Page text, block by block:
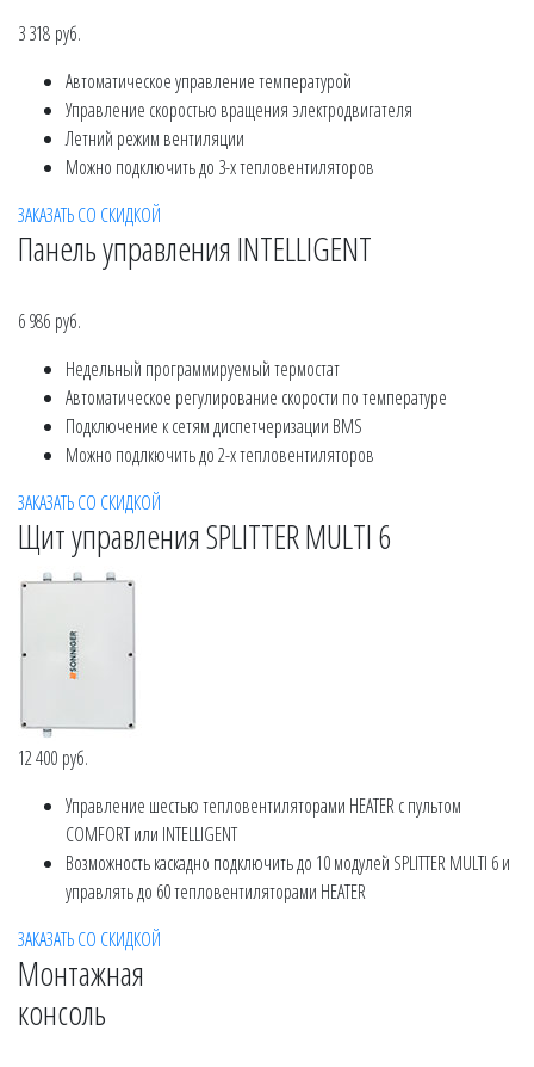
3 318 руб.
Автоматическое управление температурой
Управление скоростью вращения электродвигателя
Летний режим вентиляции
Можно подключить до 3-х тепловентиляторов
ЗАКАЗАТЬ СО СКИДКОЙ
Панель управления INTELLIGENT
6 986 руб.
Недельный программируемый термостат
Автоматическое регулирование скорости по температуре
Подключение к сетям диспетчеризации BMS
Можно подлкючить до 2-х тепловентиляторов
ЗАКАЗАТЬ СО СКИДКОЙ
Щит управления SPLITTER MULTI 6
12 400 руб.
Управление шестью тепловентиляторами HEATER с пультом
COMFORT или INTELLIGENT
Возможность каскадно подключить до 10 модулей SPLITTER MULTI 6 и
управлять до 60 тепловентиляторами HEATER
ЗАКАЗАТЬ СО СКИДКОЙ
Монтажная
консоль